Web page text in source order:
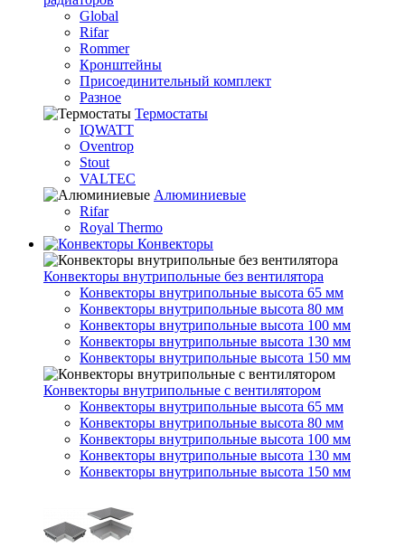
Global
Rifar
Rommer
Кронштейны
Присоединительный комплект
Разное
Термостаты
IQWATT
Oventrop
Stout
VALTEC
Алюминиевые
Rifar
Royal Thermo
Конвекторы
Конвекторы внутрипольные без вентилятора
Конвекторы внутрипольные высота 65 мм
Конвекторы внутрипольные высота 80 мм
Конвекторы внутрипольные высота 100 мм
Конвекторы внутрипольные высота 130 мм
Конвекторы внутрипольные высота 150 мм
Конвекторы внутрипольные с вентилятором
Конвекторы внутрипольные высота 65 мм
Конвекторы внутрипольные высота 80 мм
Конвекторы внутрипольные высота 100 мм
Конвекторы внутрипольные высота 130 мм
Конвекторы внутрипольные высота 150 мм